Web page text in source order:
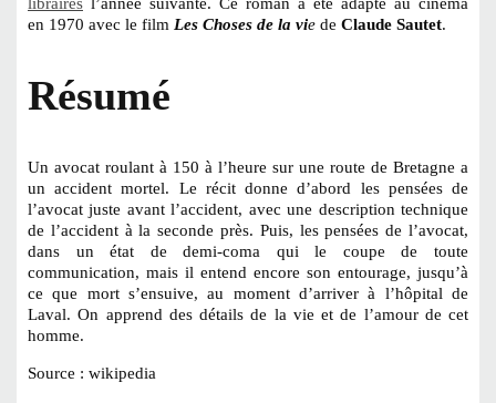
en 1970 avec le film Les Choses de la vie de Claude Sautet.
Résumé
Un avocat roulant à 150 à l’heure sur une route de Bretagne a
un accident mortel. Le récit donne d’abord les pensées de
l’avocat juste avant l’accident, avec une description technique
de l’accident à la seconde près. Puis, les pensées de l’avocat,
dans un état de demi-coma qui le coupe de toute
communication, mais il entend encore son entourage, jusqu’à
ce que mort s’ensuive, au moment d’arriver à l’hôpital de
Laval. On apprend des détails de la vie et de l’amour de cet
homme.
Source : wikipedia